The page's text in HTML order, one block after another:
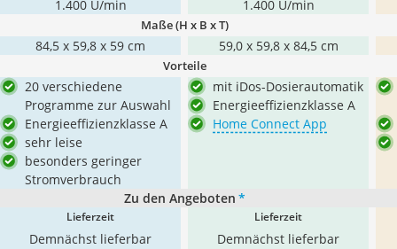
1.400 U/min 1.400 U/min
Maße (H x B x T)
84,5 x 59,8 x 59 cm ‎59,0 x 59,8 x 84,5 cm
Vorteile
20 verschiedene
Programme zur Auswahl
Energieeffizienzklasse A
sehr leise
besonders geringer
Stromverbrauch
mit iDos-Dosierautomatik
Energieeffizienzklasse A
Home Connect App
Zu den Angeboten *
Lieferzeit
Demnächst lieferbar
Lieferzeit
Demnächst lieferbar